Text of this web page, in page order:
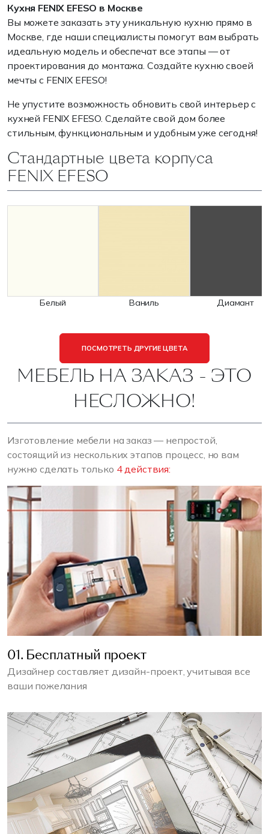
Кухня FENIX EFESO в Москве
Вы можете заказать эту уникальную кухню прямо в
Москве, где наши специалисты помогут вам выбрать
идеальную модель и обеспечат все этапы — от
проектирования до монтажа. Создайте кухню своей
мечты с FENIX EFESO!
Не упустите возможность обновить свой интерьер с
кухней FENIX EFESO. Сделайте свой дом более
стильным, функциональным и удобным уже сегодня!
Стандартные цвета корпуса
FENIX EFESO
Белый Ваниль Диамант
ПОСМОТРЕТЬ ДРУГИЕ ЦВЕТА
МЕБЕЛЬ НА ЗАКАЗ - ЭТО
НЕСЛОЖНО!
Изготовление мебели на заказ — непростой,
состоящий из нескольких этапов процесс, но вам
нужно сделать только 4 действия:
01. Бесплатный проект
Дизайнер составляет дизайн-проект, учитывая все
ваши пожелания